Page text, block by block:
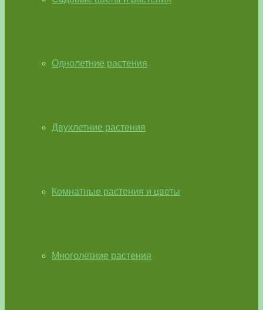
Однолетние растения
Двухлетние растения
Комнатные растения и цветы
Многолетние растения